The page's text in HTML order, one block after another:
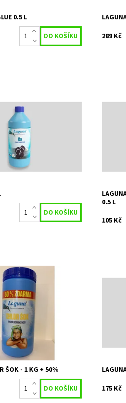
0.5 L
289 Kč
pro stabilizaci tvrdosti
Skladem 7 ks
4128
STACHEMA CZ s.r.o
2 roky
0.5 L
105 Kč
pro šokovou (rychlou)
vody
Skladem 10 ks
80/46
STACHEMA CZ s.r.o
2 roky
ŠOK - 1 KG + 50%
175 Kč